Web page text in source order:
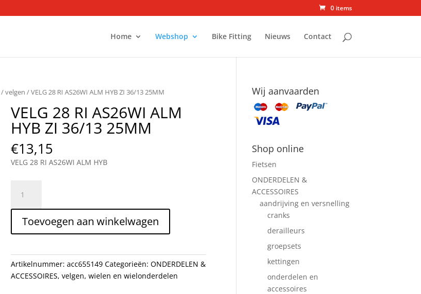
0 items
Home Webshop Bike Fitting Nieuws Contact
/velgen / VELG 28 RI AS26WI ALM HYB ZI 36/13 25MM
VELG 28 RI AS26WI ALM
HYB ZI 36/13 25MM
€13,15
VELG 28 RI AS26WI ALM HYB
RI
AS26WI
ALM
ZI
36/13
25MM
Toevoegen aan winkelwagen
Artikelnummer:acc655149 Categorieën:ONDERDELEN &
ACCESSOIRES,velgen,wielen en wielonderdelen
Wij aanvaarden
Shop online
Fietsen
ONDERDELEN &
ACCESSOIRES
aandrijving en versnelling
cranks
derailleurs
groepsets
kettingen
onderdelen en
accessoires